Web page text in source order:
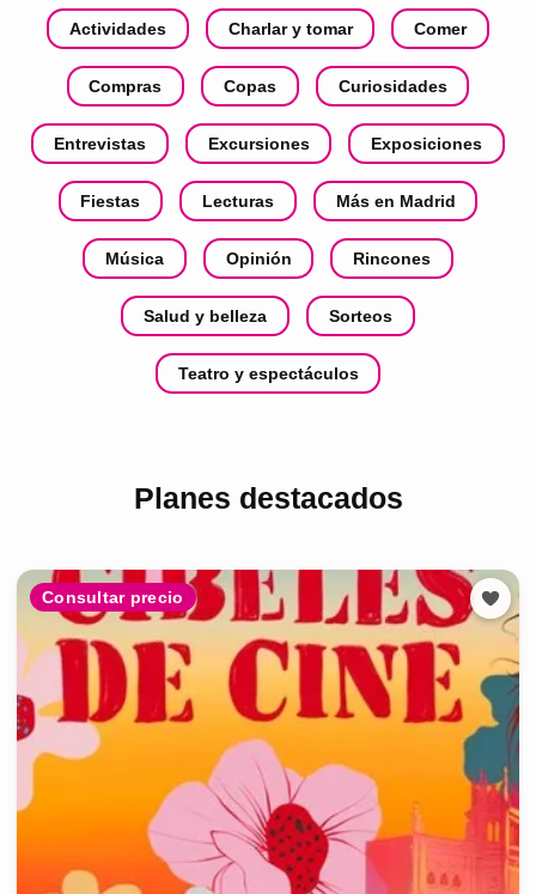
Actividades Charlar y tomar Comer
Compras Copas Curiosidades
Entrevistas Excursiones Exposiciones
Fiestas Lecturas Más en Madrid
Música Opinión Rincones
Salud y belleza Sorteos
Teatro y espectáculos
Planes destacados
Consultar precio